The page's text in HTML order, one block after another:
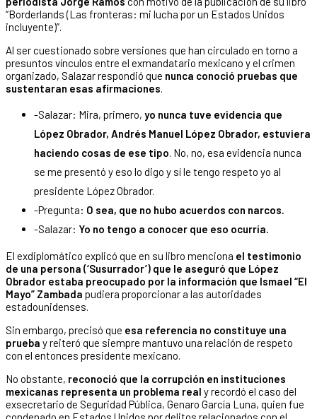
“Borderlands (Las fronteras: mi lucha por un Estados Unidos
incluyente)”.
Al ser cuestionado sobre versiones que han circulado en torno a
presuntos vínculos entre el exmandatario mexicano y el crimen
organizado, Salazar respondió que nunca conoció pruebas que
sustentaran esas afirmaciones.
-Salazar: Mira, primero, yo nunca tuve evidencia que
López Obrador, Andrés Manuel López Obrador, estuviera
haciendo cosas de ese tipo. No, no, esa evidencia nunca
se me presentó y eso lo digo y sí le tengo respeto yo al
presidente López Obrador.
-Pregunta: O sea, que no hubo acuerdos con narcos.
-Salazar: Yo no tengo a conocer que eso ocurría.
El exdiplomático explicó que en su libro menciona el testimonio
de una persona (‘Susurrador’) que le aseguró que López
Obrador estaba preocupado por la información que Ismael “El
Mayo” Zambada pudiera proporcionar a las autoridades
estadounidenses.
Sin embargo, precisó que esa referencia no constituye una
prueba y reiteró que siempre mantuvo una relación de respeto
con el entonces presidente mexicano.
No obstante, reconoció que la corrupción en instituciones
mexicanas representa un problema real y recordó el caso del
exsecretario de Seguridad Pública, Genaro García Luna, quien fue